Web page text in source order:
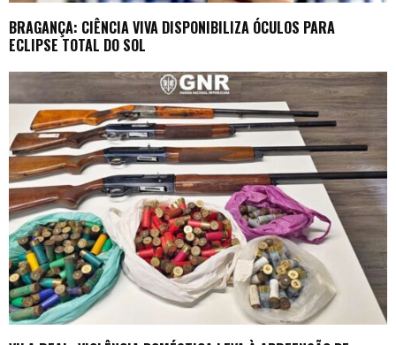
BRAGANÇA: CIÊNCIA VIVA DISPONIBILIZA ÓCULOS PARA
ECLIPSE TOTAL DO SOL